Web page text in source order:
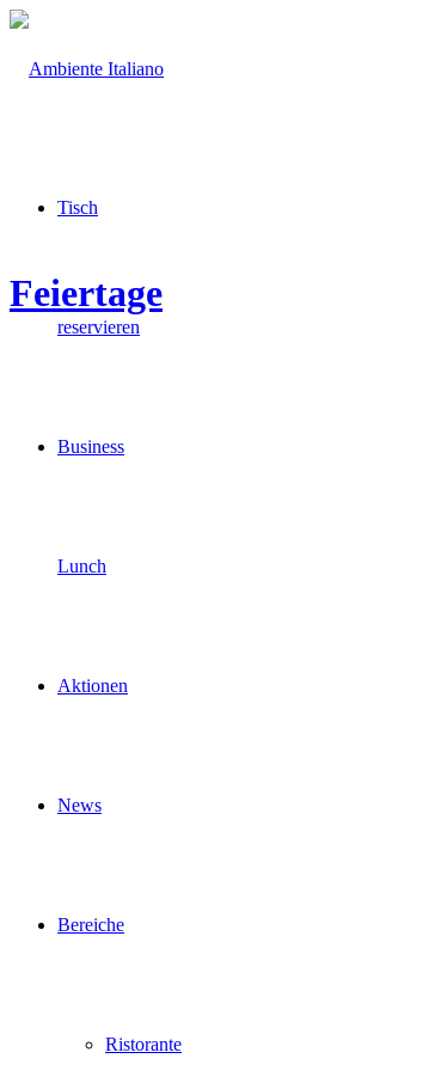
Tisch
reservieren
Business
Lunch
Aktionen
News
Bereiche
Ristorante
Feiertage